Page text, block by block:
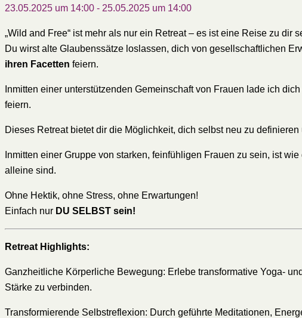
23.05.2025 um 14:00 - 25.05.2025 um 14:00
„Wild and Free“ ist mehr als nur ein Retreat – es ist eine Reise zu dir
Du wirst alte Glaubenssätze loslassen, dich von gesellschaftlichen
ihren Facetten feiern.
Inmitten einer unterstützenden Gemeinschaft von Frauen lade ich
feiern.
Dieses Retreat bietet dir die Möglichkeit, dich selbst neu zu
Inmitten einer Gruppe von starken, feinfühligen Frauen zu sein, ist
alleine sind.
Ohne Hektik, ohne Stress, ohne Erwartungen!
Einfach nur DU SELBST sein!
Retreat Highlights:
Ganzheitliche Körperliche Bewegung: Erlebe transformative Yoga-
Stärke zu verbinden.
Transformierende Selbstreflexion: Durch geführte Meditationen,